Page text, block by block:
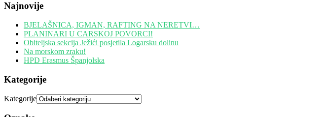
Najnovije
BJELAŠNICA, IGMAN, RAFTING NA NERETVI…
PLANINARI U CARSKOJ POVORCI!
Obiteljska sekcija Ježići posjetila Logarsku dolinu
Na morskom zraku!
HPD Erasmus Španjolska
Kategorije
Kategorije